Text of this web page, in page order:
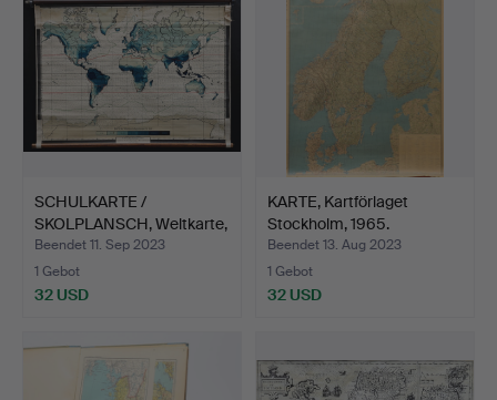
SCHULKARTE /
SKOLPLANSCH, Weltkarte,
Klima…
Beendet 11. Sep 2023
1 Gebot
32 USD
KARTE, Kartförlaget
Stockholm, 1965.
Beendet 13. Aug 2023
1 Gebot
32 USD